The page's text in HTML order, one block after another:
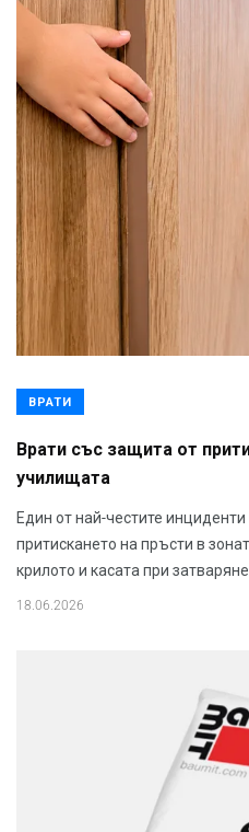
ВРАТИ
Врати със защита от
училищата
Един от най-честите
притискането на пръсти в
крилото и касата при
18.06.2026